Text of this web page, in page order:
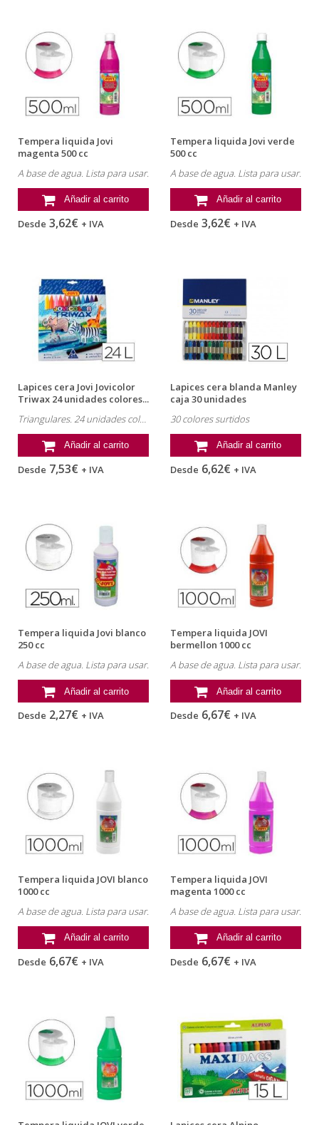
Tempera liquida Jovi
magenta 500 cc
A base de agua. Lista para usar.
Añadir al carrito
Desde 3,62€ + IVA
Tempera liquida Jovi verde
500 cc
A base de agua. Lista para usar.
Añadir al carrito
Desde 3,62€ + IVA
Lapices cera Jovi Jovicolor
Triwax 24 unidades colores...
Triangulares. 24 unidades colores surtidos.
Añadir al carrito
Desde 7,53€ + IVA
Lapices cera blanda Manley
caja 30 unidades
30 colores surtidos
Añadir al carrito
Desde 6,62€ + IVA
Tempera liquida Jovi blanco
250 cc
A base de agua. Lista para usar.
Añadir al carrito
Desde 2,27€ + IVA
Tempera liquida JOVI
bermellon 1000 cc
A base de agua. Lista para usar.
Añadir al carrito
Desde 6,67€ + IVA
Tempera liquida JOVI blanco
1000 cc
A base de agua. Lista para usar.
Añadir al carrito
Desde 6,67€ + IVA
Tempera liquida JOVI
magenta 1000 cc
A base de agua. Lista para usar.
Añadir al carrito
Desde 6,67€ + IVA